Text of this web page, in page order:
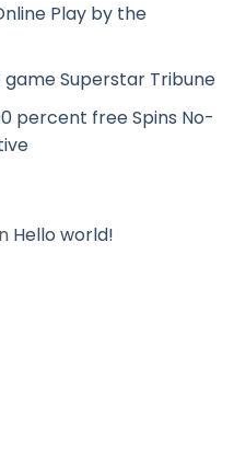
Play by the
game Superstar Tribune
percent free Spins No-
Hello world!